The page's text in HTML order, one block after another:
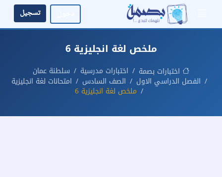
تسجيل
ملخص لغة انجليزية 6
اختبارات بصمة اختبارات مدرسية
سلطنة عمان
الفصل الدراسي الاول
الصف السادس
امتحانات لغة انجليزية
ملخص لغة انجليزية 6